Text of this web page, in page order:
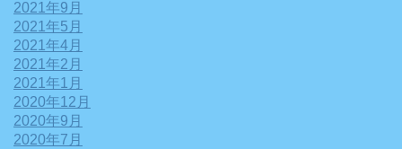
2021年9月
2021年5月
2021年4月
2021年2月
2021年1月
2020年12月
2020年9月
2020年7月